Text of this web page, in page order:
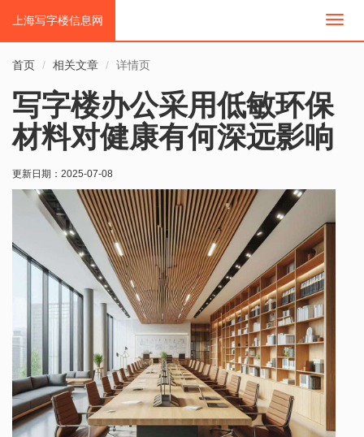
切
上海写字楼信息网
首页 相关文章 详情页
写字楼办公采用低敏环保
材料对健康有何深远影响
更新日期： 2025-07-08